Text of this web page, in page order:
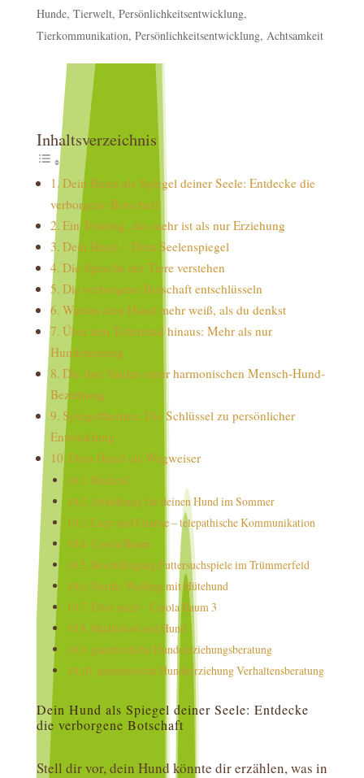
Hunde, Tierwelt, Persönlichkeitsentwicklung,
Tierkommunikation, Persönlichkeitsentwicklung, Achtsamkeit
Inhaltsverzeichnis
Dein Hund als Spiegel deiner Seele: Entdecke die
verborgene Botschaft
Ein Training, das mehr ist als nur Erziehung
Dein Hund – Dein Seelenspiegel
Die Sprache der Tiere verstehen
Die verborgene Botschaft entschlüsseln
Warum dein Hund mehr weiß, als du denkst
Über den Tellerrand hinaus: Mehr als nur
Hundetraining
Die drei Säulen einer harmonischen Mensch-Hund-
Beziehung
Spiegelthemen: Die Schlüssel zu persönlicher
Entwicklung
Dein Hund als Wegweiser
Rückruf
Abkühlung für deinen Hund im Sommer
Lucy und Charlie – telepathische Kommunikation
Carola Baum
Beschäftigung Futtersuchspiele im Trümmerfeld
Nordic Walking mit Hütehund
Über mich – Carola Baum 3
Meditation mit Hund
ganzheitliche Hundeerziehungsberatung
ganzheitliche Hundeerziehung Verhaltensberatung
Dein Hund als Spiegel deiner Seele: Entdecke
die verborgene Botschaft
Stell dir vor, dein Hund könnte dir erzählen, was in